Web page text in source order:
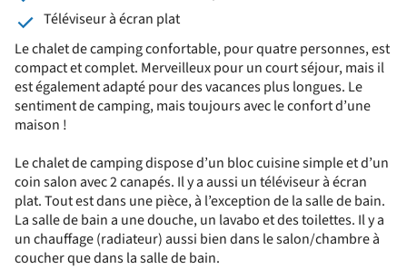
Téléviseur à écran plat
Le chalet de camping confortable, pour quatre personnes, est
compact et complet. Merveilleux pour un court séjour, mais il
est également adapté pour des vacances plus longues. Le
sentiment de camping, mais toujours avec le confort d’une
maison !
Le chalet de camping dispose d’un bloc cuisine simple et d’un
coin salon avec 2 canapés. Il y a aussi un téléviseur à écran
plat. Tout est dans une pièce, à l’exception de la salle de bain.
La salle de bain a une douche, un lavabo et des toilettes. Il y a
un chauffage (radiateur) aussi bien dans le salon/chambre à
coucher que dans la salle de bain.